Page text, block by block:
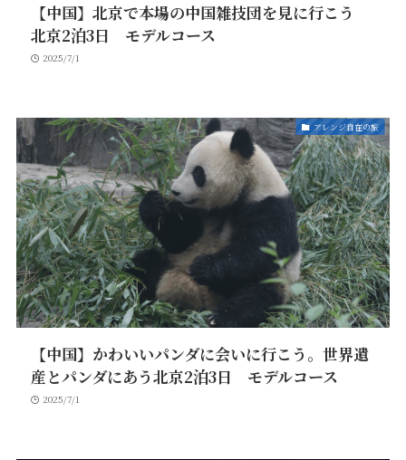
【中国】北京で本場の中国雑技団を見に行こう
北京2泊3日 モデルコース
2025/7/1
アレンジ自在の旅
【中国】かわいいパンダに会いに行こう。世界遺
産とパンダにあう北京2泊3日 モデルコース
2025/7/1